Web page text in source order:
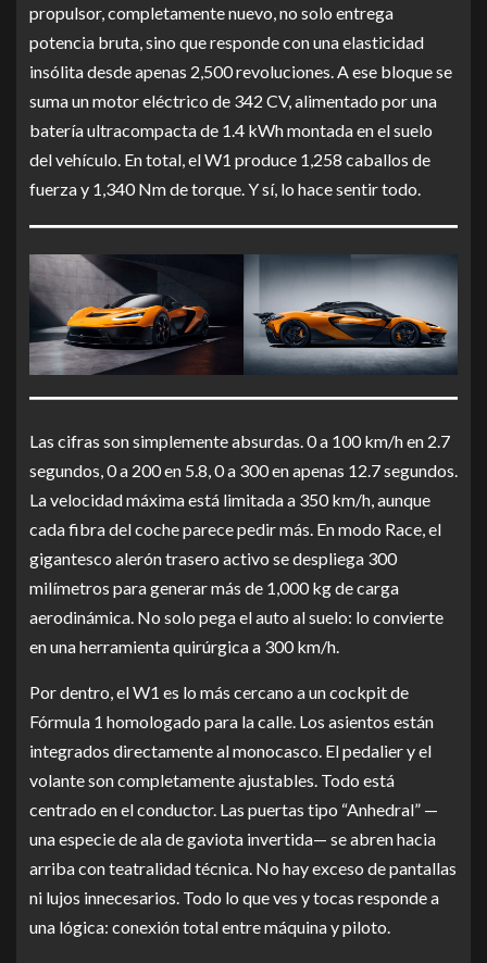
propulsor, completamente nuevo, no solo entrega
potencia bruta, sino que responde con una elasticidad
insólita desde apenas 2,500 revoluciones. A ese bloque se
suma un motor eléctrico de 342 CV, alimentado por una
batería ultracompacta de 1.4 kWh montada en el suelo
del vehículo. En total, el W1 produce 1,258 caballos de
fuerza y 1,340 Nm de torque. Y sí, lo hace sentir todo.
Las cifras son simplemente absurdas. 0 a 100 km/h en 2.7
segundos, 0 a 200 en 5.8, 0 a 300 en apenas 12.7 segundos.
La velocidad máxima está limitada a 350 km/h, aunque
cada fibra del coche parece pedir más. En modo Race, el
gigantesco alerón trasero activo se despliega 300
milímetros para generar más de 1,000 kg de carga
aerodinámica. No solo pega el auto al suelo: lo convierte
en una herramienta quirúrgica a 300 km/h.
Por dentro, el W1 es lo más cercano a un cockpit de
Fórmula 1 homologado para la calle. Los asientos están
integrados directamente al monocasco. El pedalier y el
volante son completamente ajustables. Todo está
centrado en el conductor. Las puertas tipo “Anhedral” —
una especie de ala de gaviota invertida— se abren hacia
arriba con teatralidad técnica. No hay exceso de pantallas
ni lujos innecesarios. Todo lo que ves y tocas responde a
una lógica: conexión total entre máquina y piloto.